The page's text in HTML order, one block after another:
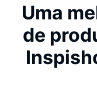
Uma
de